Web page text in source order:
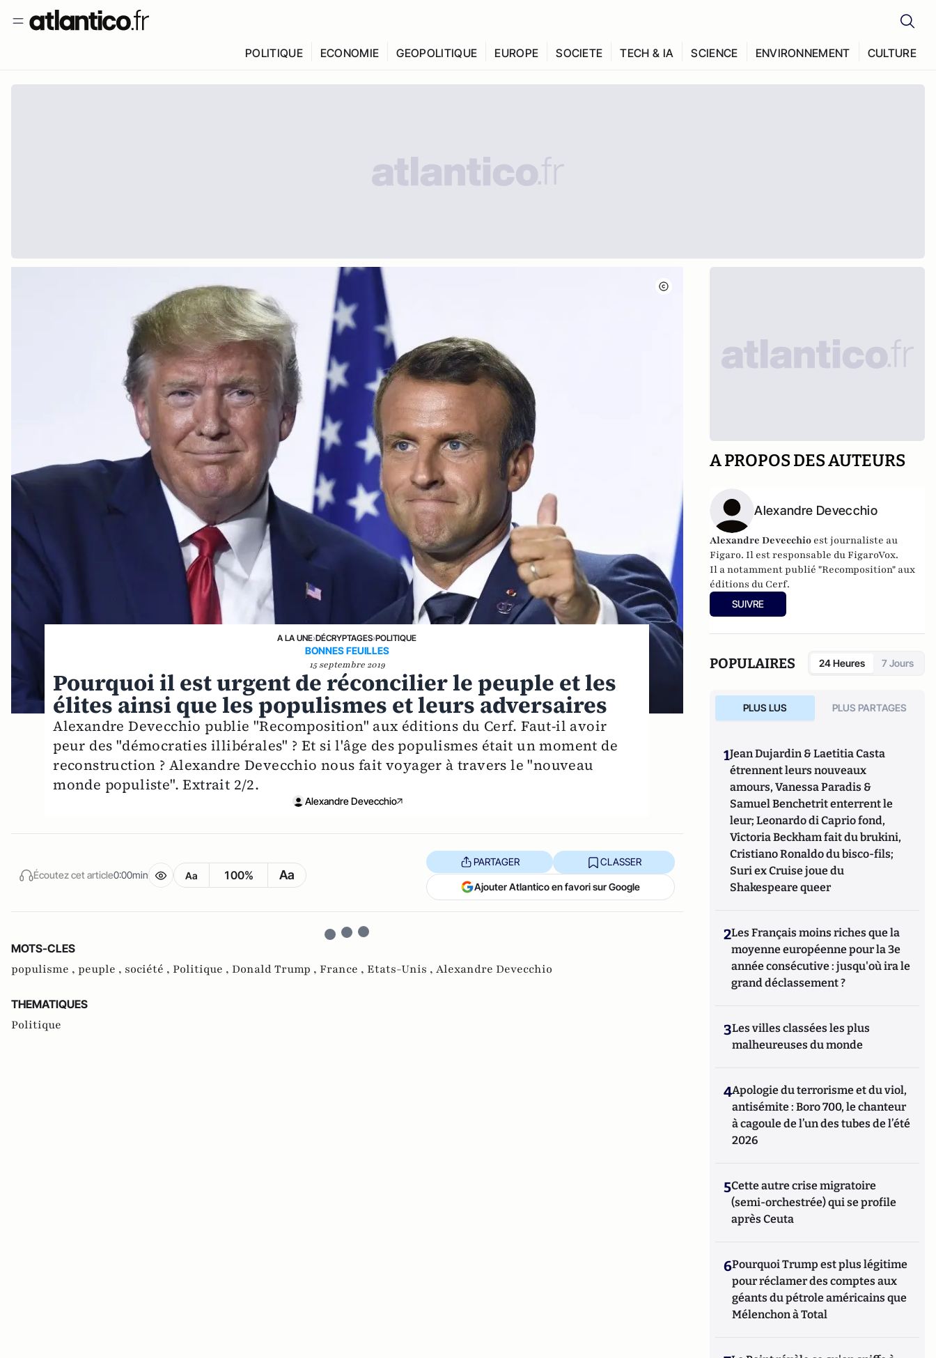
POLITIQUE ECONOMIE GEOPOLITIQUE EUROPE SOCIETE TECH & IA SCIENCE ENVIRONNEMENT CULTURE
A LA UNE›DÉCRYPTAGES›POLITIQUE
BONNES FEUILLES
15 septembre 2019
Pourquoi il est urgent de réconcilier le peuple et les
élites ainsi que les populismes et leurs adversaires
Alexandre Devecchio publie "Recomposition" aux éditions du Cerf. Faut-il avoir
peur des "démocraties illibérales" ? Et si l'âge des populismes était un moment de
reconstruction ? Alexandre Devecchio nous fait voyager à travers le "nouveau
monde populiste". Extrait 2/2.
Alexandre Devecchio
Écoutez cet article0:00min Aa 100% Aa
PARTAGER CLASSER
Ajouter Atlantico en favori sur Google
MOTS-CLES
populisme , peuple , société , Politique , Donald Trump , France , Etats-Unis , Alexandre Devecchio
THEMATIQUES
Politique
A PROPOS DES AUTEURS
Alexandre Devecchio
Alexandre Devecchio est journaliste au
Figaro. Il est responsable du FigaroVox.
Il a notamment publié"Recomposition" aux
éditions du Cerf.
SUIVRE
POPULAIRES 24 Heures 7 Jours
PLUS LUS PLUS PARTAGES
1Jean Dujardin & Laetitia Casta
étrennent leurs nouveaux
amours, Vanessa Paradis &
Samuel Benchetrit enterrent le
leur; Leonardo di Caprio fond,
Victoria Beckham fait du brukini,
Cristiano Ronaldo du bisco-fils;
Suri ex Cruise joue du
Shakespeare queer
2Les Français moins riches que la
moyenne européenne pour la 3e
année consécutive : jusqu'où ira le
grand déclassement ?
3Les villes classées les plus
malheureuses du monde
4Apologie du terrorisme et du viol,
antisémite : Boro 700, le chanteur
à cagoule de l’un des tubes de l’été
2026
5Cette autre crise migratoire
(semi-orchestrée) qui se profile
après Ceuta
6Pourquoi Trump est plus légitime
pour réclamer des comptes aux
géants du pétrole américains que
Mélenchon à Total